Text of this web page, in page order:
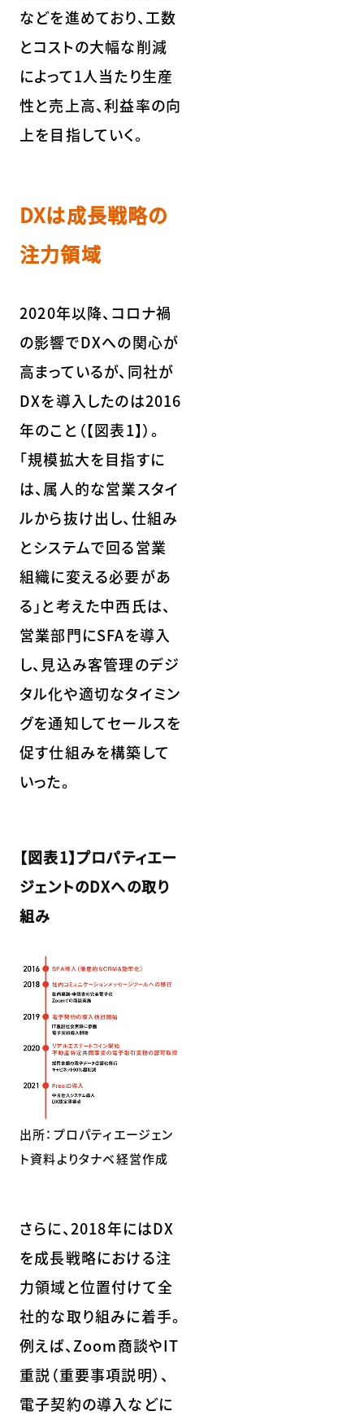
などを進めており、工数
とコストの大幅な削減
によって1人当たり生産
性と売上高、利益率の向
上を目指していく。
DXは成長戦略の
注力領域
2020年以降、コロナ禍
の影響でDXへの関心が
高まっているが、同社が
DXを導入したのは2016
年のこと（【図表1】）。
「規模拡大を目指すに
は、属人的な営業スタイ
ルから抜け出し、仕組み
とシステムで回る営業
組織に変える必要があ
る」と考えた中西氏は、
営業部門にSFAを導入
し、見込み客管理のデジ
タル化や適切なタイミン
グを通知してセールスを
促す仕組みを構築して
いった。
【図表1】プロパティエー
ジェントのDXへの取り
組み
出所：プロパティエージェン
ト資料よりタナベ経営作成
さらに、2018年にはDX
を成長戦略における注
力領域と位置付けて全
社的な取り組みに着手。
例えば、Zoom商談やIT
重説（重要事項説明）、
電子契約の導入などに